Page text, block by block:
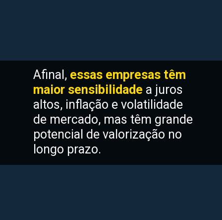
Afinal, essas empresas têm
maior sensibilidade a juros
altos, inflação e volatilidade
de mercado, mas têm grande
potencial de valorização no
longo prazo.